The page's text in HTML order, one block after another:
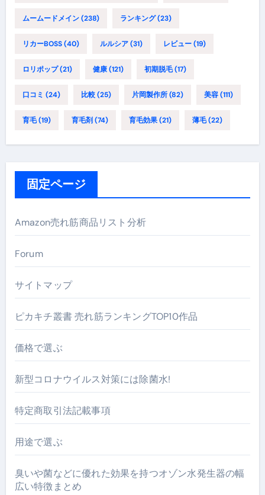
ムームードメイン(238) ランキング(23)
リカーBOSS(40) ルルシア(31) レビュー(19)
ロリポップ(21) 健康(121) 初期脱毛(17)
口コミ (24) 比較(25) 片岡製作所(82) 美容(111)
育毛(19) 育毛剤 (74) 育毛効果(21) 薄毛(22)
固定ページ
Amazon売れ筋商品リスト分析
Forum
サイトマップ
ピカキチ叢書 売れ筋ランキングTOP10作品
価格で選ぶ
新型コロナウイルス対策には除菌水!
特定商取引法記載事項
用途で選ぶ
臭いや菌などに優れた効果を持つオゾン水発生器の幅
広い特徴まとめ